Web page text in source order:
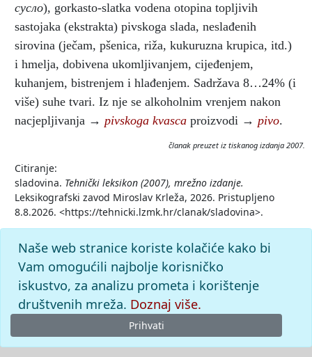
сусло), gorkasto-slatka vodena otopina topljivih
sastojaka (ekstrakta) pivskoga slada, neslađenih
sirovina (ječam, pšenica, riža, kukuruzna krupica, itd.)
i hmelja, dobivena ukomljivanjem, cijeđenjem,
kuhanjem, bistrenjem i hlađenjem. Sadržava 8…24% (i
više) suhe tvari. Iz nje se alkoholnim vrenjem nakon
nacjepljivanja → pivskoga kvasca proizvodi → pivo.
članak preuzet iz tiskanog izdanja 2007.
Citiranje:
sladovina. Tehnički leksikon (2007), mrežno izdanje.
Leksikografski zavod Miroslav Krleža, 2026. Pristupljeno
8.8.2026. <https://tehnicki.lzmk.hr/clanak/sladovina>.
Naše web stranice koriste kolačiće kako bi
Vam omogućili najbolje korisničko
iskustvo, za analizu prometa i korištenje
društvenih mreža. Doznaj više.
Prihvati
© 2026Leksikografski zavodMiroslav Krleža